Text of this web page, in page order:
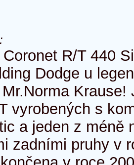
R/T 440
Dodge u
Krause!
vyrobených s
a jeden z méně
zadními pruhy v